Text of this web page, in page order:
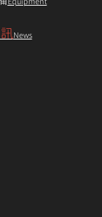
News